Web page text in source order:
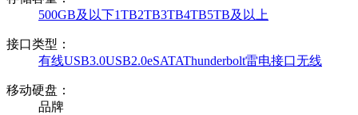
500GB及以下1TB2TB3TB4TB5TB及以上
接口类型：
有线USB3.0USB2.0eSATAThunderbolt雷电接口无线
移动硬盘：
品牌